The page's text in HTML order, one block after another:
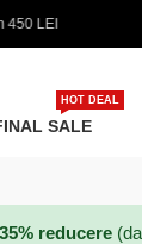
FINAL SALE | PANA
SALE
HOT DEAL
reducere